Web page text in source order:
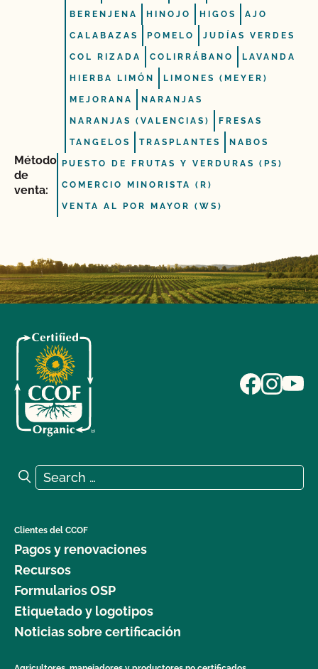
BERENJENA HINOJO HIGOS AJO
CALABAZAS POMELO JUDÍAS VERDES
COL RIZADA COLIRRÁBANO LAVANDA
HIERBA LIMÓN LIMONES (MEYER)
MEJORANA NARANJAS
NARANJAS (VALENCIAS) FRESAS
TANGELOS TRASPLANTES NABOS
Método
de
venta:
PUESTO DE FRUTAS Y VERDURAS (PS)
COMERCIO MINORISTA (R)
VENTA AL POR MAYOR (WS)
Search for:
Search
Clientes del CCOF
Pagos y renovaciones
Recursos
Formularios OSP
Etiquetado y logotipos
Noticias sobre certificación